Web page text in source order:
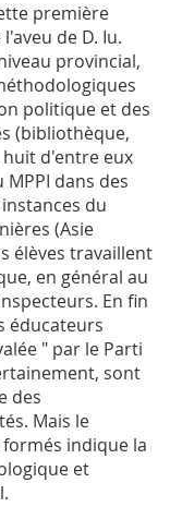
première
de D. Iu.
provincial,
politique et des
(bibliothèque,
huit d'entre eux
MPPI dans des
du
(Asie
élèves travaillent
en général au
En fin
éducateurs
" par le Parti
sont
des
Mais le
indique la
et